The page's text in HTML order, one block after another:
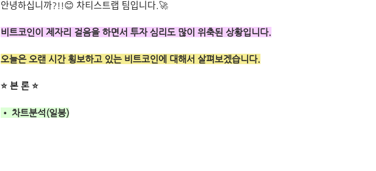
안녕하십니까?!!😊 차티스트랩 팀입니다.🚀
비트코인이 제자리 걸음을 하면서 투자 심리도 많이 위축된 상황입니다.
오늘은 오랜 시간 횡보하고 있는 비트코인에 대해서 살펴보겠습니다.
⭐ 본 론 ⭐
• 차트분석(일봉)